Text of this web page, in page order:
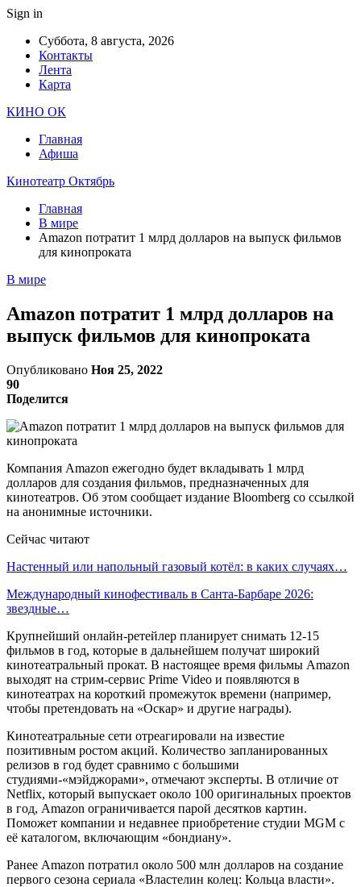
Sign in
Суббота, 8 августа, 2026
Контакты
Лента
Карта
КИНО ОК
Главная
Афиша
Кинотеатр Октябрь
Главная
В мире
Amazon потратит 1 млрд долларов на выпуск фильмов
для кинопроката
В мире
Amazon потратит 1 млрд долларов на
выпуск фильмов для кинопроката
Опубликовано Ноя 25, 2022
90
Поделится
Компания Amazon ежегодно будет вкладывать 1 млрд
долларов для создания фильмов, предназначенных для
кинотеатров. Об этом сообщает издание Bloomberg со ссылкой
на анонимные источники.
Сейчас читают
Настенный или напольный газовый котёл: в каких случаях…
Международный кинофестиваль в Санта-Барбаре 2026:
звездные…
Крупнейший онлайн-ретейлер планирует снимать 12-15
фильмов в год, которые в дальнейшем получат широкий
кинотеатральный прокат. В настоящее время фильмы Amazon
выходят на стрим-сервис Prime Video и появляются в
кинотеатрах на короткий промежуток времени (например,
чтобы претендовать на «Оскар» и другие награды).
Кинотеатральные сети отреагировали на известие
позитивным ростом акций. Количество запланированных
релизов в год будет сравнимо с большими
студиями-«мэйджорами», отмечают эксперты. В отличие от
Netflix, который выпускает около 100 оригинальных проектов
в год, Amazon ограничивается парой десятков картин.
Поможет компании и недавнее приобретение студии MGM с
её каталогом, включающим «бондиану».
Ранее Amazon потратил около 500 млн долларов на создание
первого сезона сериала «Властелин колец: Кольца власти».